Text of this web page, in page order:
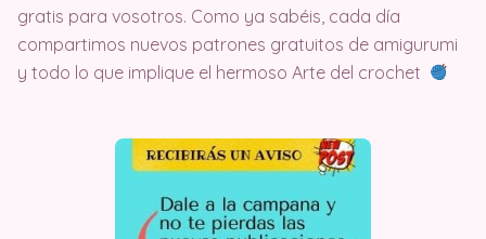
gratis para vosotros. Como ya sabéis, cada día
compartimos nuevos patrones gratuitos de amigurumi
y todo lo que implique el hermoso Arte del crochet